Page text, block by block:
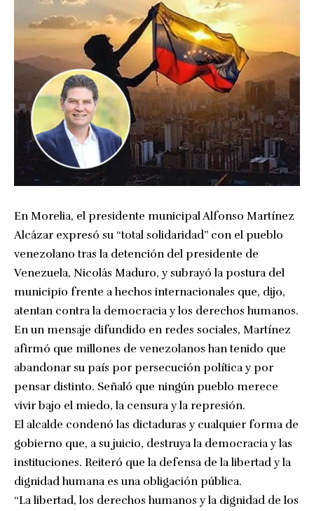
En Morelia, el presidente municipal Alfonso Martínez
Alcázar expresó su “total solidaridad” con el pueblo
venezolano tras la detención del presidente de
Venezuela, Nicolás Maduro, y subrayó la postura del
municipio frente a hechos internacionales que, dijo,
atentan contra la democracia y los derechos humanos.
En un mensaje difundido en redes sociales, Martínez
afirmó que millones de venezolanos han tenido que
abandonar su país por persecución política y por
pensar distinto. Señaló que ningún pueblo merece
vivir bajo el miedo, la censura y la represión.
El alcalde condenó las dictaduras y cualquier forma de
gobierno que, a su juicio, destruya la democracia y las
instituciones. Reiteró que la defensa de la libertad y la
dignidad humana es una obligación pública.
“La libertad, los derechos humanos y la dignidad de los